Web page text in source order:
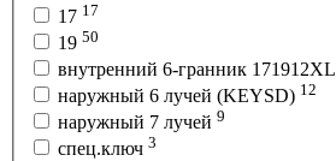
17 17
19 50
внутренний 6-гранник 171912XL
наружный 6 лучей (KEYSD) 12
наружный 7 лучей 9
спец.ключ 3